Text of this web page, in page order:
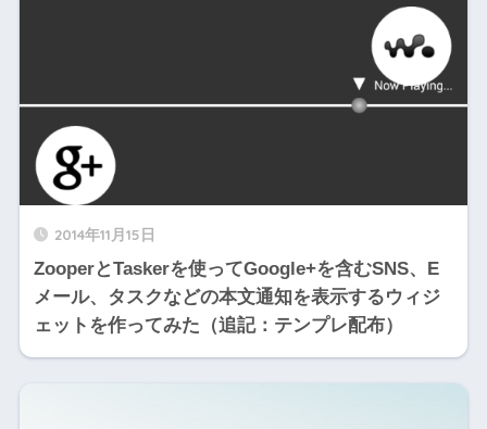
2014年11月15日
ZooperとTaskerを使ってGoogle+を含むSNS、E
メール、タスクなどの本文通知を表示するウィジ
ェットを作ってみた（追記：テンプレ配布）